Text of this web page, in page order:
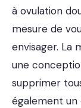
à ovulation
mesure de
envisager. La
une
supprimer
également